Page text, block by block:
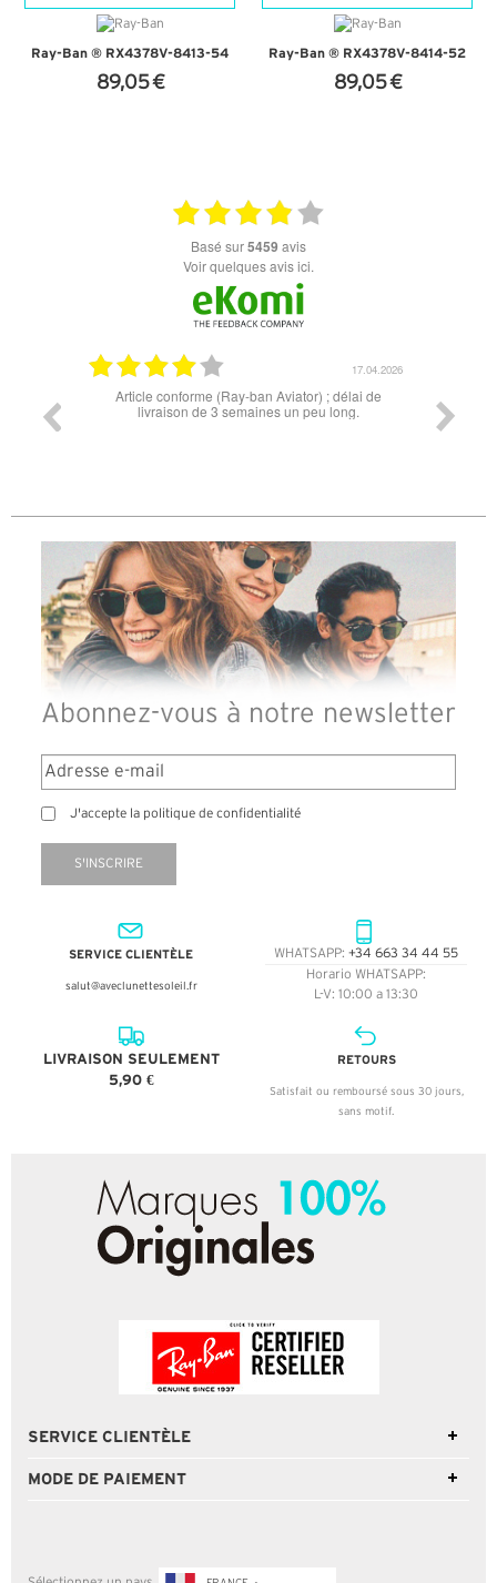
Ray-Ban ® RX4378V-8413-54
89,05 €
Ray-Ban ® RX4378V-8414-52
89,05 €
basé sur5459 avis
Voir quelques avis ici.
07.04.2026
Très bonne expérience ! Lunettes de soleil conforme
à mes attentes et livraison rapide
Abonnez-vous à notre newsletter
J'accepte la politique de confidentialité
S'INSCRIRE
SERVICE CLIENTÈLE
salut@aveclunettesoleil.fr
WHATSAPP: +34 663 34 44 55
Horario WHATSAPP:
L-V: 10:00 a 13:30
LIVRAISON SEULEMENT
5,90 €
RETOURS
Satisfait ou remboursé sous 30 jours,
sans motif.
SERVICE CLIENTÈLE
MODE DE PAIEMENT